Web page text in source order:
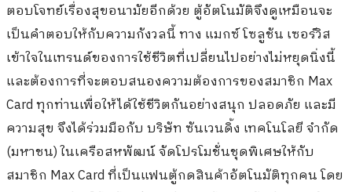
ตอบโจทย์เรื่องสุขอนามัยอีกด้วย ตู้อัตโนมัติจึงดูเหมือนจะ
เป็นคำตอบให้กับความกังวลนี้ ทาง แมกซ์ โซลูชัน เซอร์วิส
เข้าใจในเทรนด์ของการใช้ชีวิตที่เปลี่ยนไปอย่างไม่หยุดนิ่งนี้
และต้องการที่จะตอบสนองความต้องการของสมาชิก Max
Card ทุกท่านเพื่อให้ได้ใช้ชีวิตกันอย่างสนุก ปลอดภัย และมี
ความสุข จึงได้ร่วมมือกับ บริษัท ซันเวนดิ้ง เทคโนโลยี จำกัด
(มหาชน) ในเครือสหพัฒน์ จัดโปรโมชั่นชุดพิเศษให้กับ
สมาชิก Max Card ที่เป็นแฟนตู้กดสินค้าอัตโนมัติทุกคน โดย